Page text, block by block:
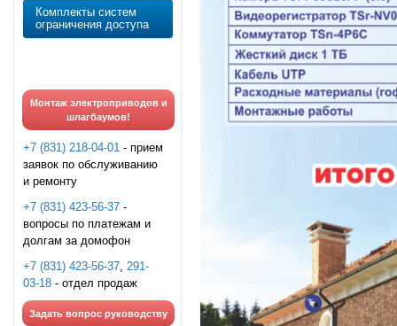
Комплекты систем
ограничения доступа
Монтаж электроприводов и
шлагбаумов!
+7 (831) 218-04-01 - прием
заявок по обслуживанию
и ремонту
+7 (831) 423-56-37 -
вопросы по платежам и
долгам за домофон
+7 (831) 423-56-37, 291-
03-18 - отдел продаж
Задать вопрос руководству